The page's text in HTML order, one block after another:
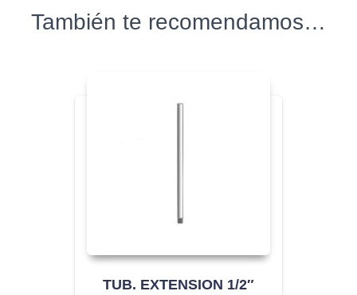
También te recomendamos…
TUB. EXTENSION 1/2″